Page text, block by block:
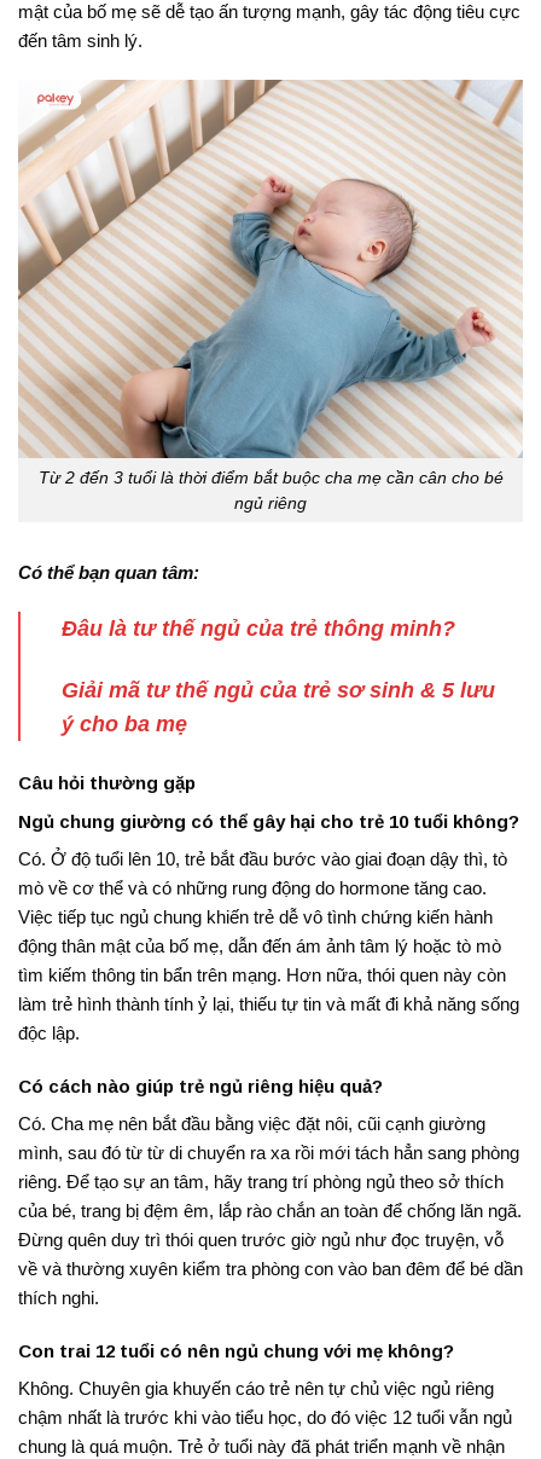
mật của bố mẹ sẽ dễ tạo ấn tượng mạnh, gây tác động tiêu cực
đến tâm sinh lý.
Từ 2 đến 3 tuổi là thời điểm bắt buộc cha mẹ cần cân cho bé
ngủ riêng
Có thể bạn quan tâm:
Đâu là tư thế ngủ của trẻ thông minh?
Giải mã tư thế ngủ của trẻ sơ sinh & 5 lưu
ý cho ba mẹ
Câu hỏi thường gặp
Ngủ chung giường có thể gây hại cho trẻ 10 tuổi không?
Có. Ở độ tuổi lên 10, trẻ bắt đầu bước vào giai đoạn dậy thì, tò
mò về cơ thể và có những rung động do hormone tăng cao.
Việc tiếp tục ngủ chung khiến trẻ dễ vô tình chứng kiến hành
động thân mật của bố mẹ, dẫn đến ám ảnh tâm lý hoặc tò mò
tìm kiếm thông tin bẩn trên mạng. Hơn nữa, thói quen này còn
làm trẻ hình thành tính ỷ lại, thiếu tự tin và mất đi khả năng sống
độc lập.
Có cách nào giúp trẻ ngủ riêng hiệu quả?
Có. Cha mẹ nên bắt đầu bằng việc đặt nôi, cũi cạnh giường
mình, sau đó từ từ di chuyển ra xa rồi mới tách hẳn sang phòng
riêng. Để tạo sự an tâm, hãy trang trí phòng ngủ theo sở thích
của bé, trang bị đệm êm, lắp rào chắn an toàn để chống lăn ngã.
Đừng quên duy trì thói quen trước giờ ngủ như đọc truyện, vỗ
về và thường xuyên kiểm tra phòng con vào ban đêm để bé dần
thích nghi.
Con trai 12 tuổi có nên ngủ chung với mẹ không?
Không. Chuyên gia khuyến cáo trẻ nên tự chủ việc ngủ riêng
chậm nhất là trước khi vào tiểu học, do đó việc 12 tuổi vẫn ngủ
chung là quá muộn. Trẻ ở tuổi này đã phát triển mạnh về nhận